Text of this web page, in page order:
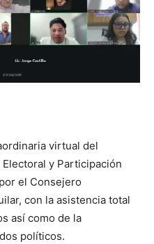
virtual del
y Participación
el Consejero
con la asistencia total
así como de la
políticos.